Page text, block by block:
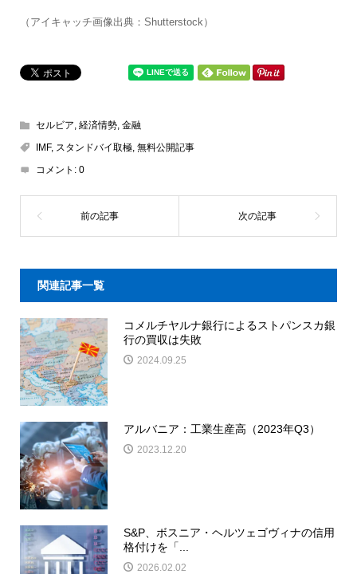
（アイキャッチ画像出典：Shutterstock）
セルビア, 経済情勢, 金融
IMF, スタンドバイ取極, 無料公開記事
コメント: 0
関連記事一覧
コメルチヤルナ銀行によるストパンスカ銀
行の買収は失敗
2024.09.25
アルバニア：工業生産高（2023年Q3）
2023.12.20
S&P、ボスニア・ヘルツェゴヴィナの信用
格付けを「...
2026.02.02